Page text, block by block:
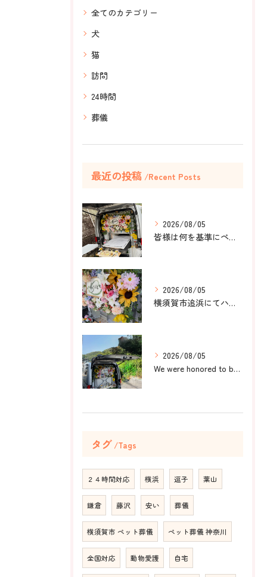
全てのカテゴリー
犬
猫
訪問
24時間
葬儀
最近の投稿 Recent Posts
2026/08/05
皆様は何を基準にペット葬儀社を選びますか？
2026/08/05
横須賀市追浜にてハムスターのみかんちゃんのペット火葬のお手伝...
2026/08/05
We were honored to be by your ...
タグ Tags
２４時間対応 横浜 逗子 葉山
鎌倉 藤沢 安い 葬儀
横須賀市 ペット葬儀 ペット葬儀 神奈川
全国対応 動物愛護 自宅